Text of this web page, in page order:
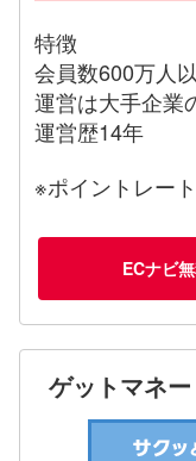
特徴
会員数600万人
運営は大手企業
運営歴14年
※ポイントレー
ECナビ
ゲットマネー